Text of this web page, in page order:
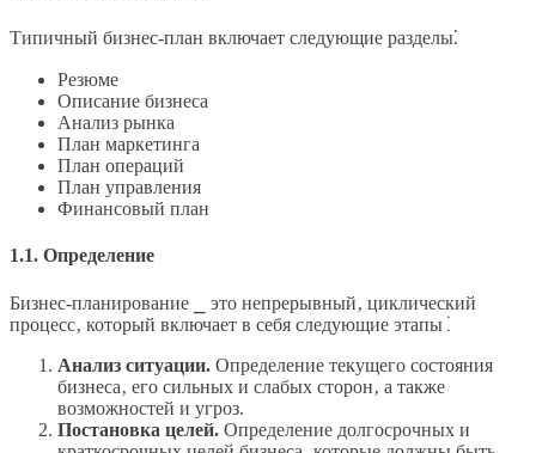
Типичный бизнес-план включает следующие разделы⁚
Резюме
Описание бизнеса
Анализ рынка
План маркетинга
План операций
План управления
Финансовый план
1.1. Определение
Бизнес-планирование ⎯ это непрерывный‚ циклический
процесс‚ который включает в себя следующие этапы⁚
Анализ ситуации. Определение текущего состояния
бизнеса‚ его сильных и слабых сторон‚ а также
возможностей и угроз.
Постановка целей. Определение долгосрочных и